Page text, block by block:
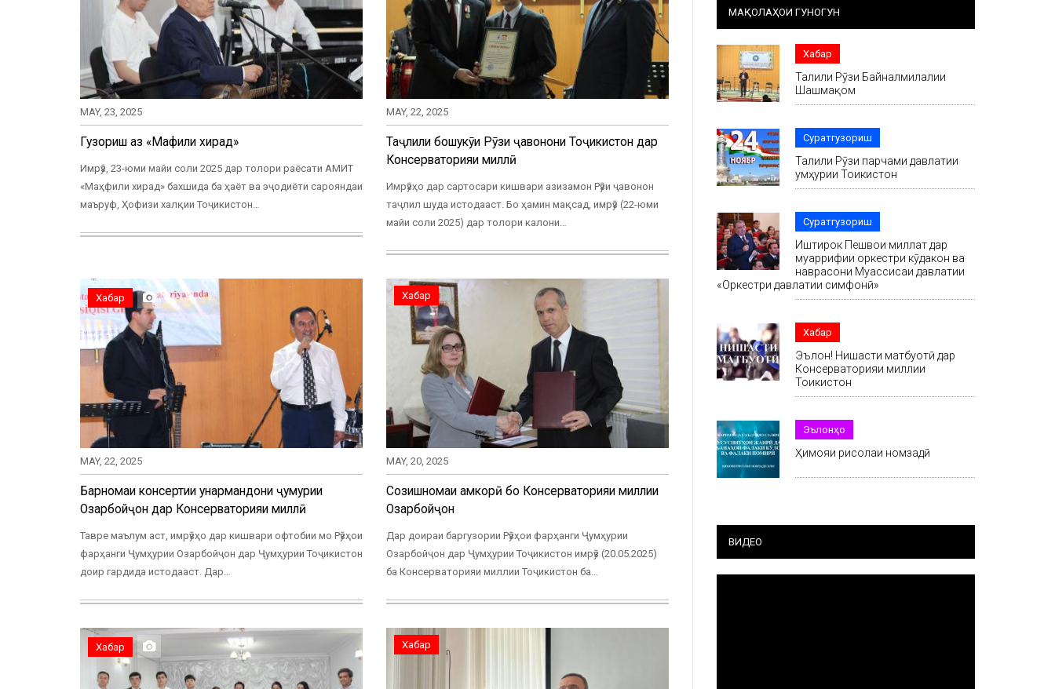
MAY, 23, 2025
Гузориш аз «Маҳфили хирад»
Имрӯз, 23-юми майи соли 2025 дар толори раёсати АМИТ
«Маҳфили хирад» бахшида ба ҳаёт ва эҷодиёти сарояндаи
маъруф, Ҳофизи халқии Тоҷикистон…
MAY, 22, 2025
Таҷлили бошукӯҳи Рӯзи ҷавонони Тоҷикистон дар
Консерваторияи миллӣ
Имрӯзҳо дар сартосари кишвари азизамон Рӯзи ҷавонон
таҷлил шуда истодааст. Бо ҳамин мақсад, имрӯз (22-юми
майи соли 2025) дар толори калони…
Хабар
MAY, 22, 2025
Барномаи консертии ҳунармандони ҷумҳурии
Озарбойҷон дар Консерваторияи миллӣ
Тавре маълум аст, имрӯзҳо дар кишвари офтобии мо Рӯзҳои
фарҳанги Ҷумҳурии Озарбойҷон дар Ҷумҳурии Тоҷикистон
доир гардида истодааст. Дар…
Хабар
MAY, 20, 2025
Созишномаи ҳамкорӣ бо Консерваторияи миллии
Озарбойҷон
Дар доираи баргузории Рӯзҳои фарҳанги Ҷумҳурии
Озарбойҷон дар Ҷумҳурии Тоҷикистон имрӯз (20.05.2025)
ба Консерваторияи миллии Тоҷикистон ба…
Хабар Хабар
МАҚОЛАҲОИ ГУНОГУН
Хабар
Таҷлили Рӯзи Байналмилалии
Шашмақом
Суратгузориш
Таҷлили Рӯзи парчами давлатии
ҷумҳурии Тоҷикистон
Суратгузориш
Иштирок Пешвои миллат дар
муаррифии оркестри кӯдакон ва
наврасони Муассисаи давлатии
«Оркестри давлатии симфонӣ»
Хабар
Эълон! Нишасти матбуотӣ дар
Консерваторияи миллии
Тоҷикистон
Эълонҳо
Ҳимояи рисолаи номзадӣ
ВИДЕО